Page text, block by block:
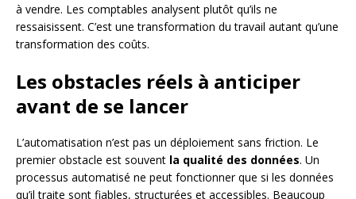
à vendre. Les comptables analysent plutôt qu’ils ne
ressaisissent. C’est une transformation du travail autant qu’une
transformation des coûts.
Les obstacles réels à anticiper
avant de se lancer
L’automatisation n’est pas un déploiement sans friction. Le
premier obstacle est souvent la qualité des données. Un
processus automatisé ne peut fonctionner que si les données
qu’il traite sont fiables, structurées et accessibles. Beaucoup